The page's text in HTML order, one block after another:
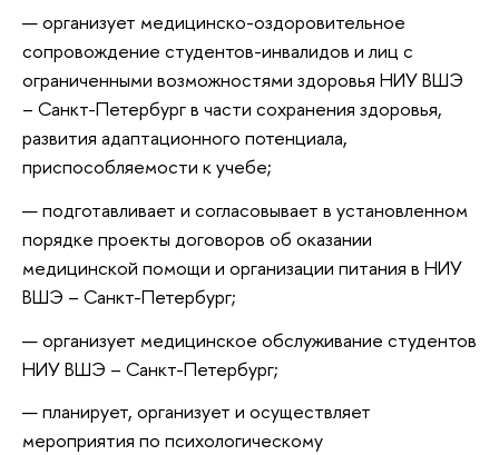
организует медицинско-оздоровительное
сопровождение студентов-инвалидов и лиц с
ограниченными возможностями здоровья НИУ ВШЭ
– Санкт-Петербург в части сохранения здоровья,
развития адаптационного потенциала,
приспособляемости к учебе;
подготавливает и согласовывает в установленном
порядке проекты договоров об оказании
медицинской помощи и организации питания в НИУ
ВШЭ – Санкт-Петербург;
организует медицинское обслуживание студентов
НИУ ВШЭ – Санкт-Петербург;
планирует, организует и осуществляет
мероприятия по психологическому